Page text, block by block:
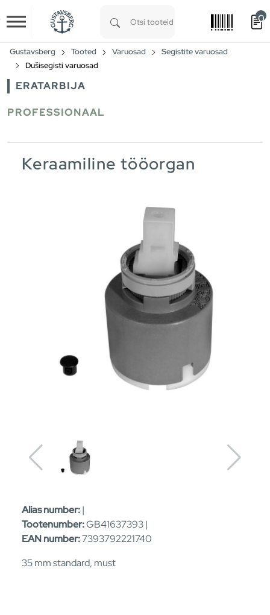
Skip to main content
0
Gustavsberg Tooted Varuosad
Segistite varuosad
Dušisegisti varuosad
ERATARBIJA
PROFESSIONAAL
Keraamiline tööorgan
Alias number:|
Tootenumber:GB41637393 |
EAN number:7393792221740
35 mm standard, must